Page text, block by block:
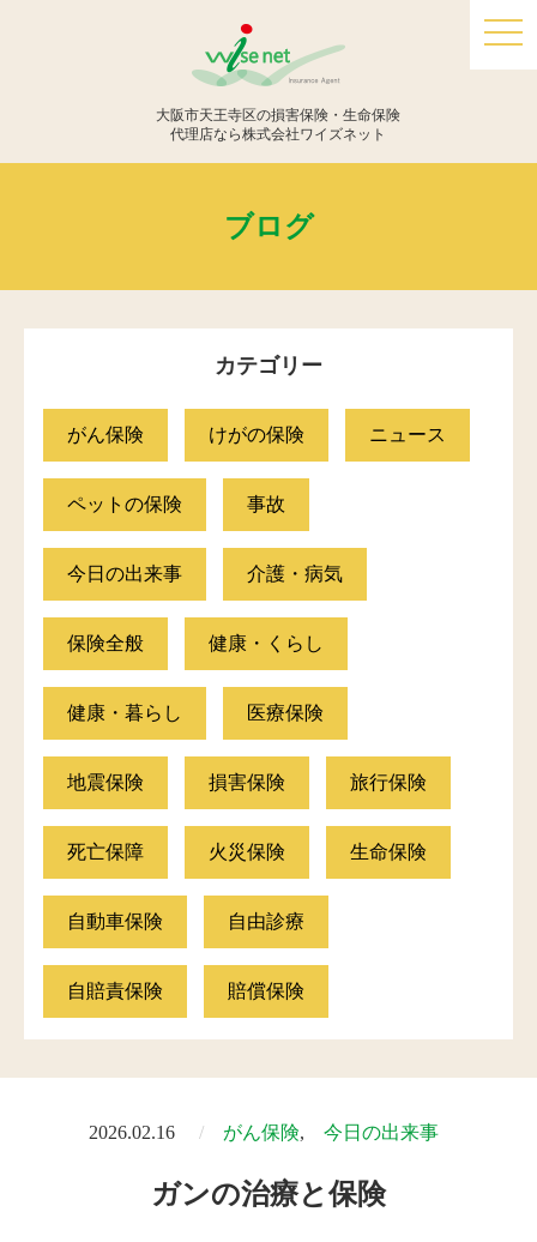
大阪市天王寺区の損害保険・生命保険
代理店なら株式会社ワイズネット
ブログ
カテゴリー
がん保険 けがの保険 ニュース
ペットの保険 事故
今日の出来事 介護・病気
保険全般 健康・くらし
健康・暮らし 医療保険
地震保険 損害保険 旅行保険
死亡保障 火災保険 生命保険
自動車保険 自由診療
自賠責保険 賠償保険
2026.02.16 がん保険 今日の出来事
ガンの治療と保険